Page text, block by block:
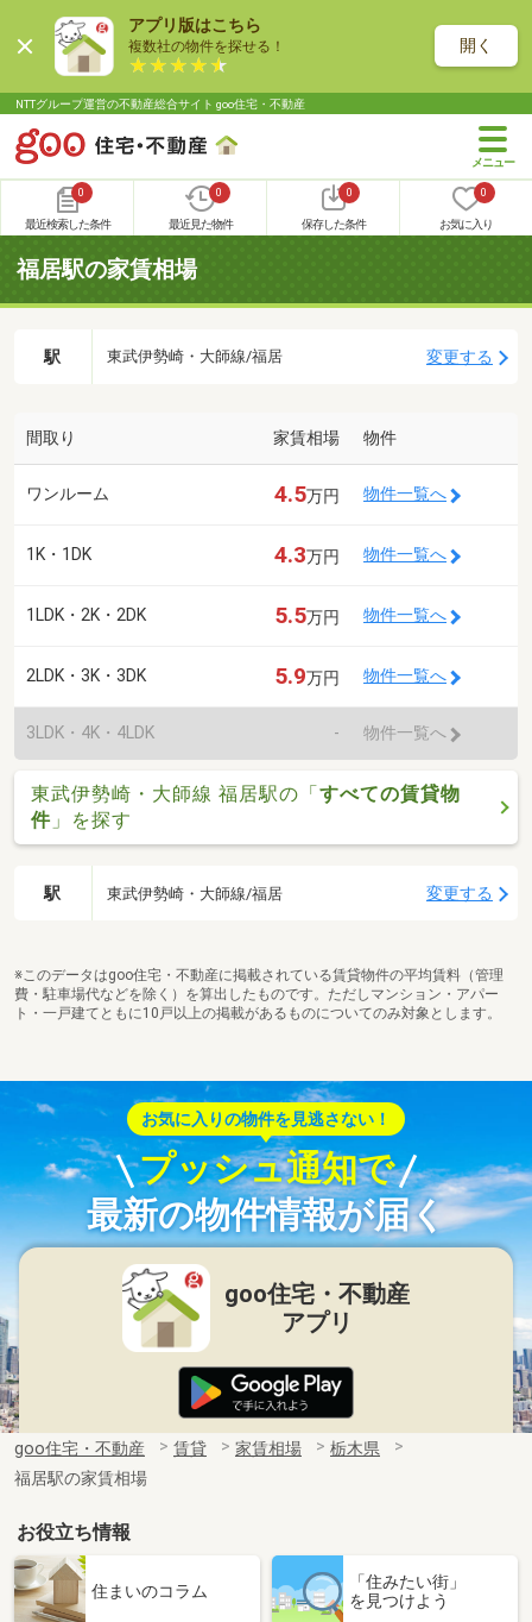
アプリ版はこちら
複数社の物件を探せる！ 開く
NTTグループ運営の不動産総合サイト goo住宅・不動産
0
最近検索した条件
0
最近見た物件
0
保存した条件
0
お気に入り
福居駅の家賃相場
駅 東武伊勢崎・大師線/福居 変更する
間取り 家賃相場 物件
ワンルーム 4.5万円 物件一覧へ
1K・1DK 4.3万円 物件一覧へ
1LDK・2K・2DK 5.5万円 物件一覧へ
2LDK・3K・3DK 5.9万円 物件一覧へ
3LDK・4K・4LDK - 物件一覧へ
東武伊勢崎・大師線 福居駅の「すべての賃貸物
件 」を探す
駅 東武伊勢崎・大師線/福居 変更する
※このデータはgoo住宅・不動産に掲載されている賃貸物件の平均賃料（管理
費・駐車場代などを除く）を算出したものです。ただしマンション・アパー
ト・一戸建てともに10戸以上の掲載があるものについてのみ対象とします。
お気に入りの物件を見逃さない！
プッシュ通知で
最新の物件情報が届く
goo住宅・不動産
アプリ
goo住宅・不動産 賃貸 家賃相場
栃木県
福居駅の家賃相場
お役立ち情報
住まいのコラム
「住みたい街」
を見つけよう